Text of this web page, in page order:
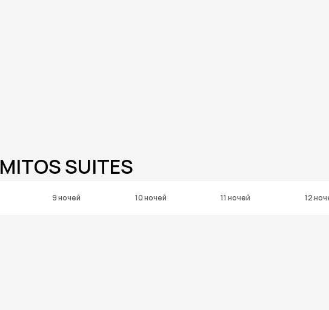
SUITES
9 ночей 10 ночей 11 ночей 12